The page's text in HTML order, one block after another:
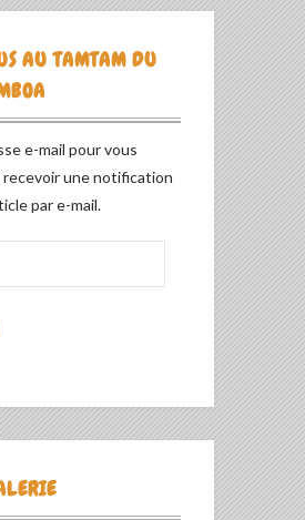
AU TAMTAM DU
e-mail pour vous
recevoir une notification
par e-mail.